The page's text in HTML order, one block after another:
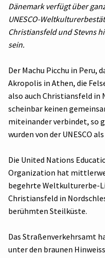
Dänemark verfügt über
UNESCO-
Christiansfeld und Stevns
sein.
Der Machu Picchu in Peru,
Akropolis in Athen, die
also auch Christiansfeld in
scheinbar keinen
miteinander verbindet, so
wurden von der UNESCO
Die United Nations
Organization hat
begehrte Weltkulturerbe-
Christiansfeld in
berühmten Steilküste.
Das Straßenverkehrsamt
unter den braunen